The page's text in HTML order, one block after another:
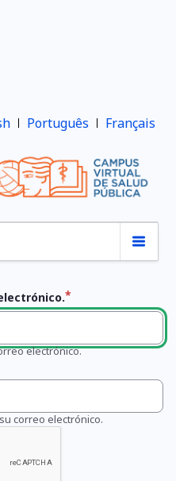
Português Français
electrónico.
correo electrónico.